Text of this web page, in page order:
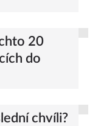
20
do
chvíli?